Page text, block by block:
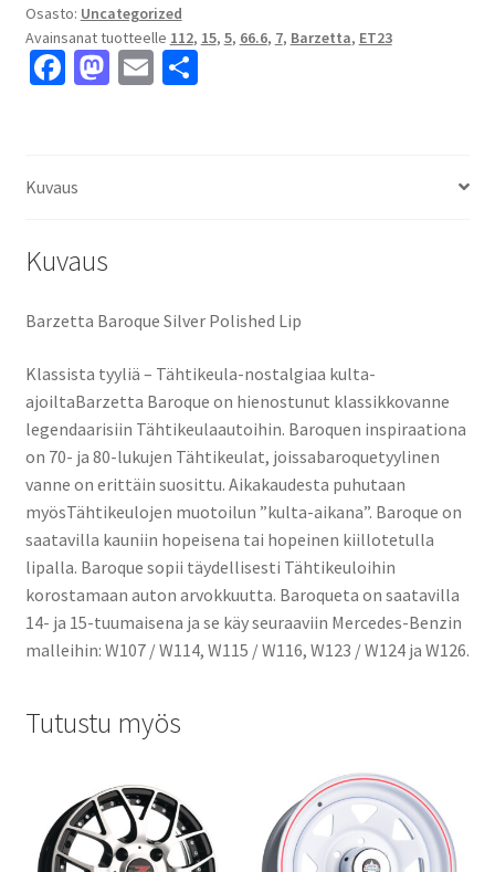
7x15"
5x112
ET23
Osasto: Uncategorized
Avainsanat tuotteelle 112, 15, 5, 66.6, 7, Barzetta, ET23
Fa
o
o
M E S
Kuvaus
Kuvaus
Barzetta Baroque Silver Polished Lip
Klassista tyyliä – Tähtikeula-nostalgiaa kulta-
ajoiltaBarzetta Baroque on hienostunut klassikkovanne
legendaarisiin Tähtikeulaautoihin. Baroquen inspiraationa
on 70- ja 80-lukujen Tähtikeulat, joissabaroquetyylinen
vanne on erittäin suosittu. Aikakaudesta puhutaan
myösTähtikeulojen muotoilun ”kulta-aikana”. Baroque on
saatavilla kauniin hopeisena tai hopeinen kiillotetulla
lipalla. Baroque sopii täydellisesti Tähtikeuloihin
korostamaan auton arvokkuutta. Baroqueta on saatavilla
14- ja 15-tuumaisena ja se käy seuraaviin Mercedes-Benzin
malleihin: W107 / W114, W115 / W116, W123 / W124 ja W126.
Tutustu myös